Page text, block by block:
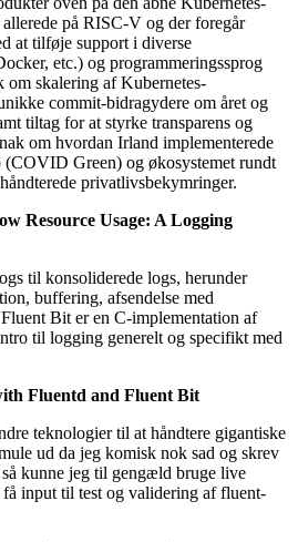
på RISC-V og der foregår
at tilføje support i diverse
etc.) og programmeringssprog
om skalering af Kubernetes-
commit-bidragydere om året og
tiltag for at styrke transparens og
om hvordan Irland implementerede
Green) og økosystemet rundt
privatlivsbekymringer.
Resource Usage: A Logging
til konsoliderede logs, herunder
buffering, afsendelse med
Bit er en C-implementation af
til logging generelt og specifikt med
Fluentd and Fluent Bit
teknologier til at håndtere gigantiske
ud da jeg komisk nok sad og skrev
kunne jeg til gengæld bruge live
input til test og validering af fluent-